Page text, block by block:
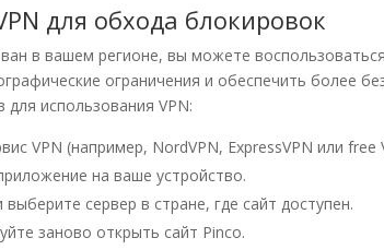
для обхода блокировок
в вашем регионе, вы можете
ограничения и обеспечить более
использования VPN:
VPN (например, NordVPN, ExpressVPN или free
на ваше устройство.
сервер в стране, где сайт доступен.
заново открыть сайт Pinco.